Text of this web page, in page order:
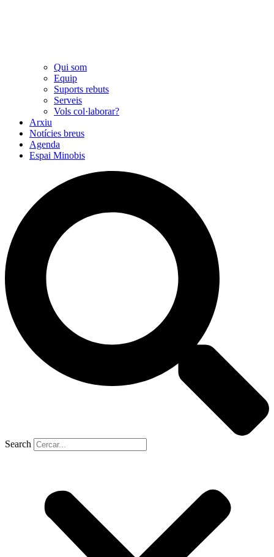
Qui som
Equip
Suports rebuts
Serveis
Vols col·laborar?
Arxiu
Notícies breus
Agenda
Espai Minobis
Search